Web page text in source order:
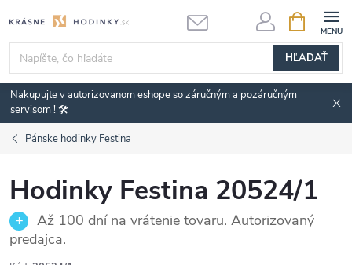
na
obsah
HĽADAŤ
KOŠÍK
Nakupujte v autorizovanom eshope so záručným a pozáručným
servisom ! 🛠️
Pánske hodinky Festina
Hodinky Festina 20524/1
Až 100 dní na vrátenie tovaru. Autorizovaný
predajca.